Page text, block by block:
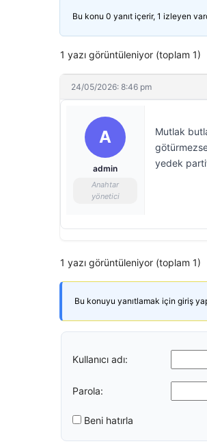
Bu konu 0 yanıt içerir, 1 izleyen
1 yazı görüntüleniyor (toplam 1)
24/05/2026: 8:46 pm
A
admin
Anahtar
yönetici
Mutlak
yedek
1 yazı görüntüleniyor (toplam 1)
Bu konuyu yanıtlamak için giriş
Kullanıcı adı:
Parola:
Beni hatırla